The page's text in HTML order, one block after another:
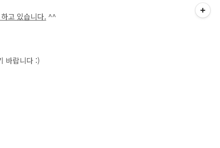
고 있습니다. ^^
바랍니다 :)